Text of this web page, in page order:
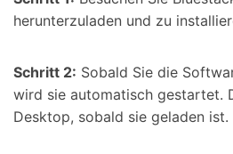
herunterzuladen und zu
Schritt 2: Sobald Sie die
wird sie automatisch gestartet.
Desktop, sobald sie geladen ist.